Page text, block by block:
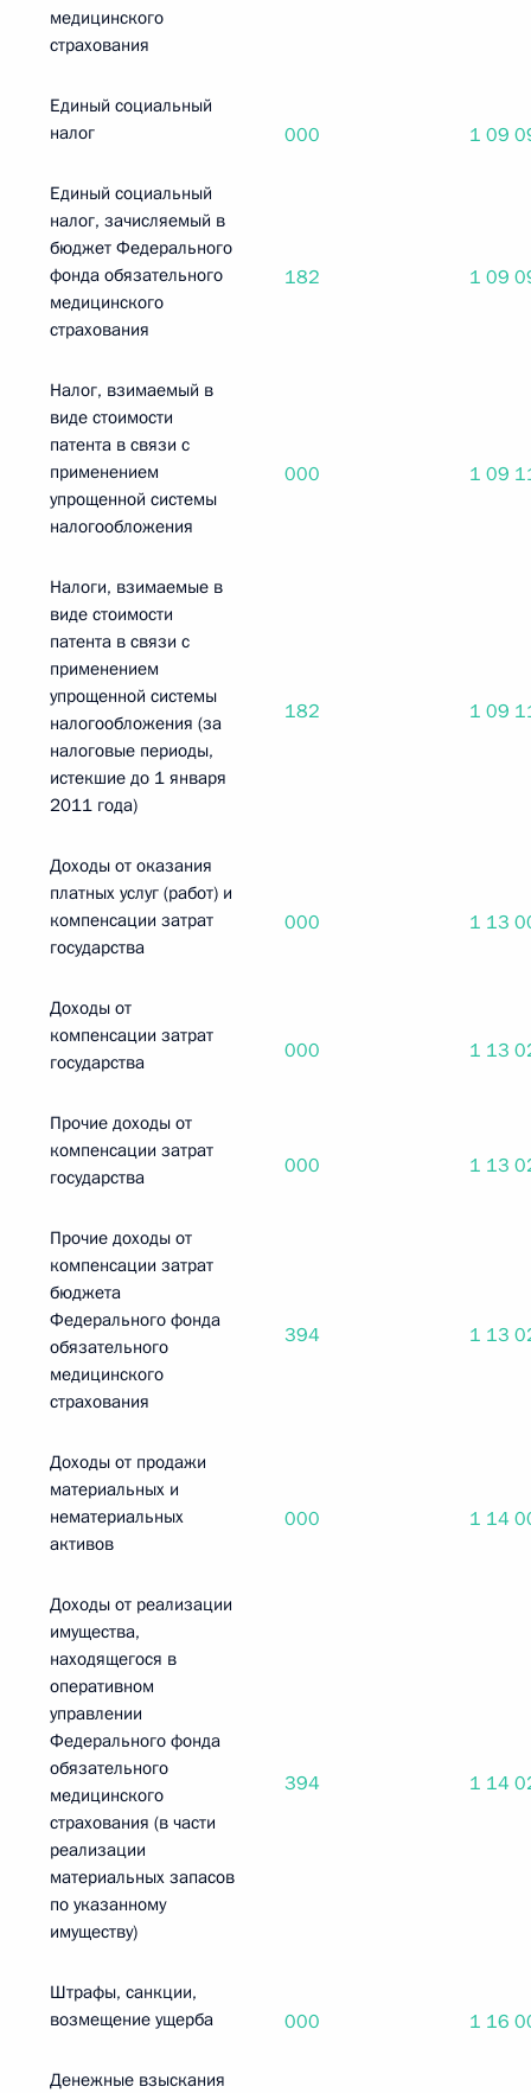
медицинского
страхования
Единый социальный
налог
000 1 09
Единый социальный
налог, зачисляемый в
бюджет Федерального
фонда обязательного
медицинского
страхования
182 1 09
Налог, взимаемый в
виде стоимости
патента в связи с
применением
упрощенной системы
налогообложения
000 1 09
Налоги, взимаемые в
виде стоимости
патента в связи с
применением
упрощенной системы
налогообложения (за
налоговые периоды,
истекшие до 1 января
2011 года)
182 1 09
Доходы от оказания
платных услуг (работ) и
компенсации затрат
государства
000 1 13
Доходы от
компенсации затрат
государства
000 1 13
Прочие доходы от
компенсации затрат
государства
000 1 13
Прочие доходы от
компенсации затрат
бюджета
Федерального фонда
обязательного
медицинского
страхования
394 1 13
Доходы от продажи
материальных и
нематериальных
активов
000 1 14
Доходы от реализации
имущества,
находящегося в
оперативном
управлении
Федерального фонда
обязательного
медицинского
страхования (в части
реализации
материальных запасов
по указанному
имуществу)
394 1 14
Штрафы, санкции,
возмещение ущерба
000 1 16
Денежные взыскания